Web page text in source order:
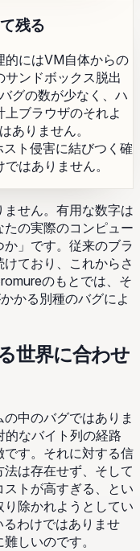
残る
的にはVM自体からの
ンドボックス脱出
グの数が少なく、ハ
ブラウザのそれよ
ありません。
ト侵害に結びつく確
はありません。
せん。有用な数字は
たの実際のコンピュー
」です。従来のブラ
ており、これからさ
のもとでは、そ
かる別種のバグによ
世界に合わせ
中のバグではありま
なバイト列の経路
す。それに対する信
は存在せず、そして
トが高すぎる、とい
除かれようとしてい
わけではありませ
しいのです。